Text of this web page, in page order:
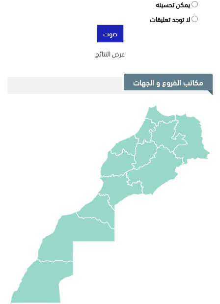
يمكن تحسينه
لا توجد تعليقات
عرض النتائج
مكاتب الفروع و الجهات